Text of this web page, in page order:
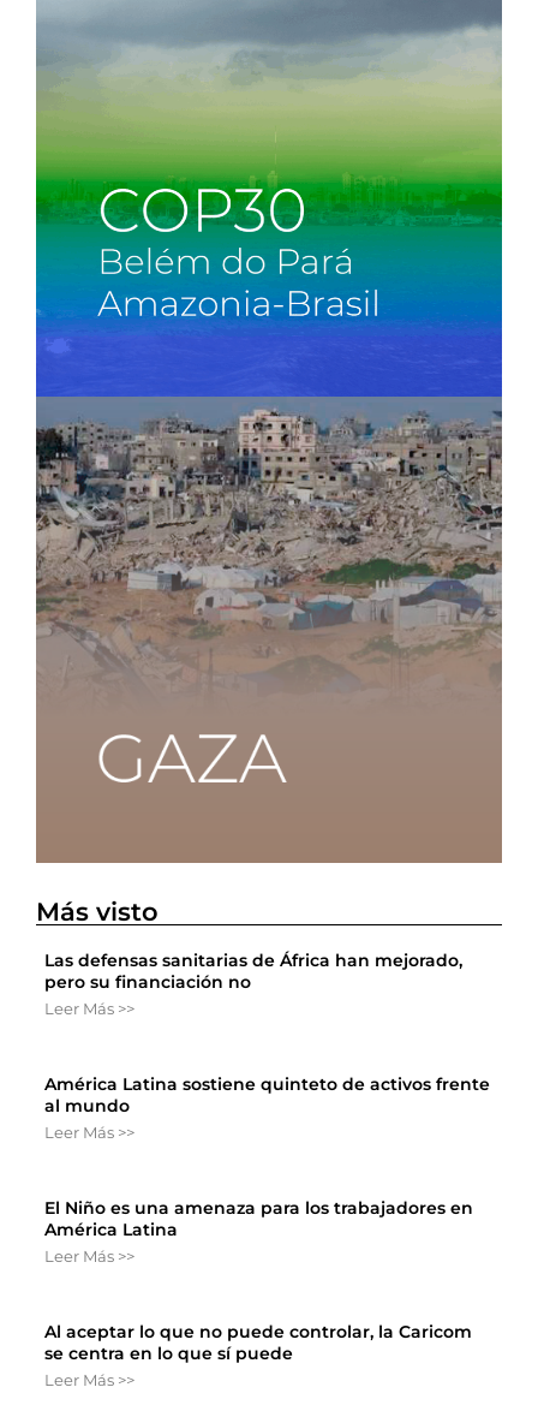
Más visto
Las defensas sanitarias de África han mejorado,
pero su financiación no
Leer Más >>
América Latina sostiene quinteto de activos frente
al mundo
Leer Más >>
El Niño es una amenaza para los trabajadores en
América Latina
Leer Más >>
Al aceptar lo que no puede controlar, la Caricom
se centra en lo que sí puede
Leer Más >>